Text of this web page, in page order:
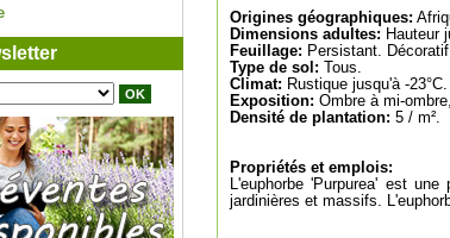
Origines géographiques:
Dimensions adultes: Hauteur
Feuillage: Persistant.
Type de sol: Tous.
Climat: Rustique jusqu'à -23°C.
Exposition: Ombre à mi-
Densité de plantation: 5 / m².
Propriétés et emplois:
L'euphorbe 'Purpurea' est
jardinières et massifs.